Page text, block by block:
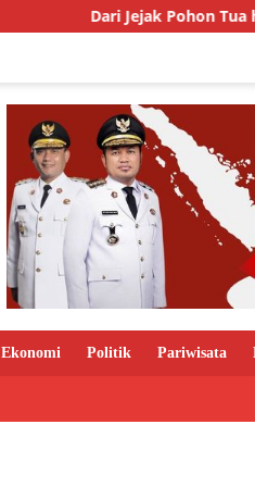
Dari Jejak Pohon Tua hingga
Ekonomi Politik Pariwisata